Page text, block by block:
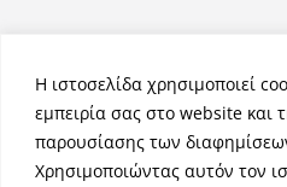
Η ιστοσελίδα χρησιμοποιεί
εμπειρία σας στο website και
παρουσίασης των
Χρησιμοποιώντας αυτόν τον
Πνευματικά Δικαιώματα © 2026